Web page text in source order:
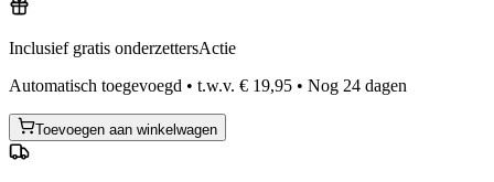
Inclusief gratis onderzettersActie
Automatisch toegevoegd • t.w.v. € 19,95 • Nog 24 dagen
Toevoegen aan winkelwagen